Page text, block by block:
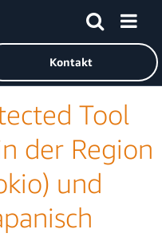
Web Services-Startseite
Kontakt
Tool
der Region
und